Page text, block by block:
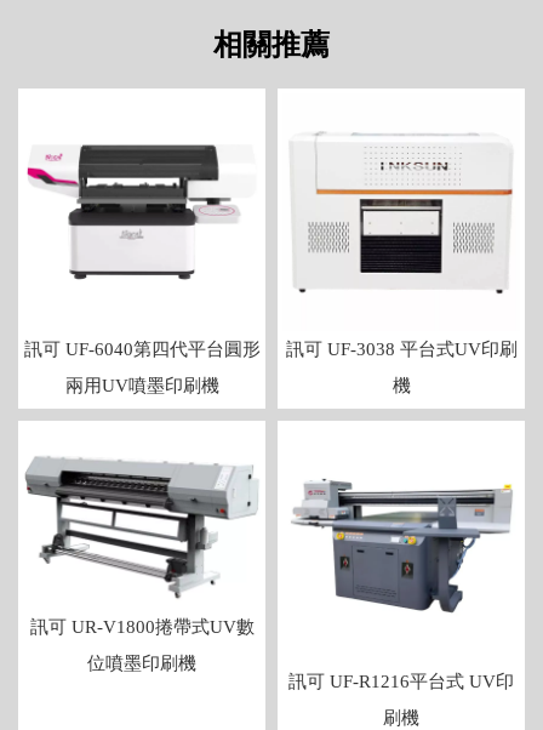
訊可 UF-6040第四代平台圓形
兩用UV噴墨印刷機
訊可 UF-3038 平台式UV印刷
機
訊可 UR-V1800捲帶式UV數
位噴墨印刷機
訊可 UF-R1216平台式 UV印
刷機